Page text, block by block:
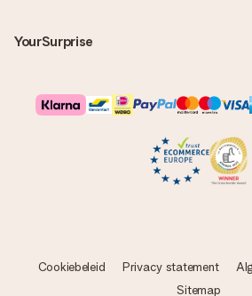
YourSurprise
Cookiebeleid Privacy statement
Sitemap